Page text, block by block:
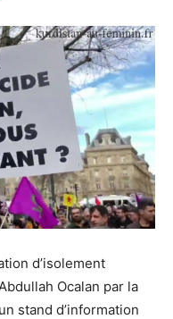
d’isolement
Ocalan par la
stand d’information